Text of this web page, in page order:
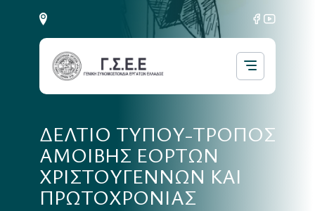
ΔΕΛΤΙΟ ΤΥΠΟΥ-ΤΡΟΠΟΣ
ΑΜΟΙΒΗΣ ΕΟΡΤΩΝ
ΧΡΙΣΤΟΥΓΕΝΝΩΝ ΚΑΙ
ΠΡΩΤΟΧΡΟΝΙΑΣ